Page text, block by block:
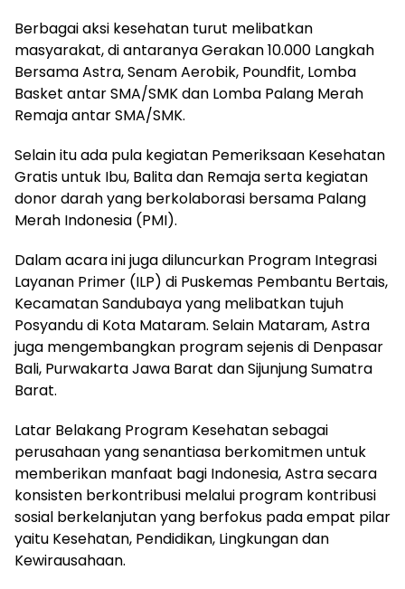
Berbagai aksi kesehatan turut melibatkan
masyarakat, di antaranya Gerakan 10.000 Langkah
Bersama Astra, Senam Aerobik, Poundfit, Lomba
Basket antar SMA/SMK dan Lomba Palang Merah
Remaja antar SMA/SMK.
Selain itu ada pula kegiatan Pemeriksaan Kesehatan
Gratis untuk Ibu, Balita dan Remaja serta kegiatan
donor darah yang berkolaborasi bersama Palang
Merah Indonesia (PMI).
Dalam acara ini juga diluncurkan Program Integrasi
Layanan Primer (ILP) di Puskemas Pembantu Bertais,
Kecamatan Sandubaya yang melibatkan tujuh
Posyandu di Kota Mataram. Selain Mataram, Astra
juga mengembangkan program sejenis di Denpasar
Bali, Purwakarta Jawa Barat dan Sijunjung Sumatra
Barat.
Latar Belakang Program Kesehatan sebagai
perusahaan yang senantiasa berkomitmen untuk
memberikan manfaat bagi Indonesia, Astra secara
konsisten berkontribusi melalui program kontribusi
sosial berkelanjutan yang berfokus pada empat pilar
yaitu Kesehatan, Pendidikan, Lingkungan dan
Kewirausahaan.